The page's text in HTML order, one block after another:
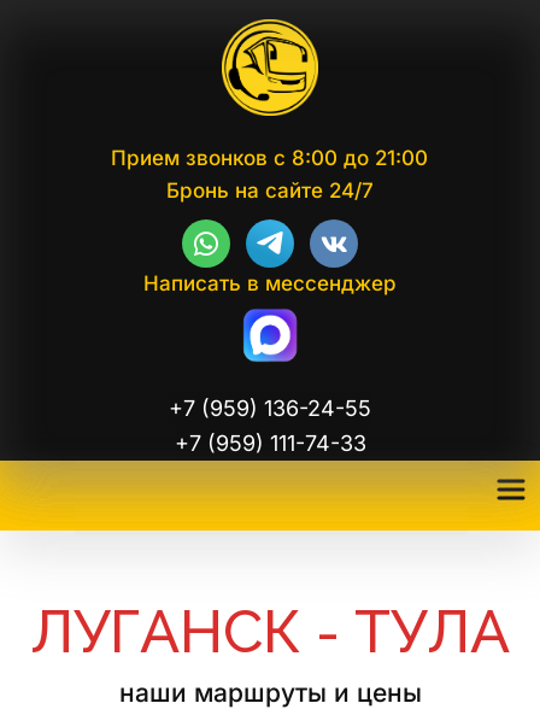
Прием звонков с 8:00 до 21:00
Бронь на сайте 24/7
Написать в мессенджер
+7 (959) 136-24-55
+7 (959) 111-74-33
ЛУГАНСК - ТУЛА
наши маршруты и цены